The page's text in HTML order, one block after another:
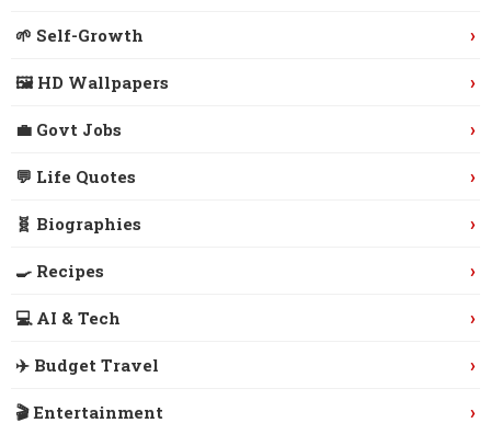
🌱 Self-Growth ›
🖼️ HD Wallpapers ›
💼 Govt Jobs ›
💬 Life Quotes ›
🧬 Biographies ›
🍳 Recipes ›
💻 AI & Tech ›
✈️ Budget Travel ›
🎬 Entertainment ›